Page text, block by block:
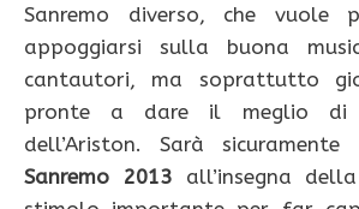
Sanremo diverso, che
appoggiarsi sulla buona
cantautori, ma soprattutto
pronte a dare il meglio di
dell’Ariston. Sarà
Sanremo 2013 all’insegna